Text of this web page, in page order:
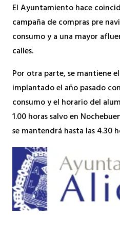
El Ayuntamiento hace
campaña de compras pre
consumo y a una mayor
calles.
Por otra parte, se mantiene
implantado el año pasado
consumo y el horario del
1.00 horas salvo en
se mantendrá hasta las 4.30